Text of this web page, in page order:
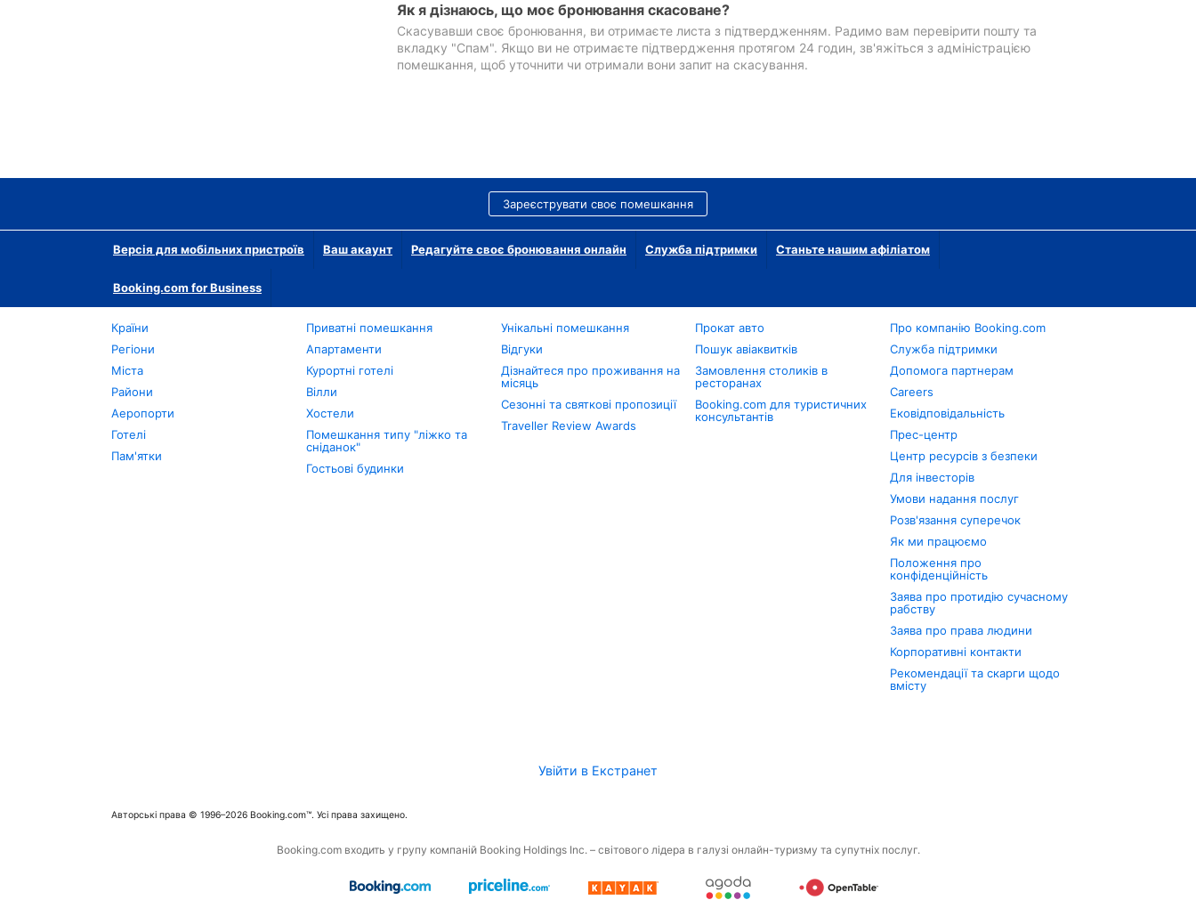
Як я дізнаюсь, що моє бронювання скасоване?
Скасувавши своє бронювання, ви отримаєте листа з підтвердженням. Радимо вам перевірити пошту та
вкладку "Спам". Якщо ви не отримаєте підтвердження протягом 24 годин, зв'яжіться з адміністрацією
помешкання, щоб уточнити чи отримали вони запит на скасування.
Зареєструвати своє помешкання
Версія для мобільних пристроїв Ваш акаунт Редагуйте своє бронювання онлайн Служба підтримки Станьте нашим афіліатом
Booking.com for Business
Країни
Регіони
Міста
Райони
Аеропорти
Готелі
Пам'ятки
Приватні помешкання
Апартаменти
Курортні готелі
Вілли
Хостели
Помешкання типу "ліжко та
сніданок"
Гостьові будинки
Унікальні помешкання
Відгуки
Дізнайтеся про проживання на
місяць
Сезонні та святкові пропозиції
Traveller Review Awards
Прокат авто
Пошук авіаквитків
Замовлення столиків в
ресторанах
Booking.com для туристичних
консультантів
Про компанію Booking.com
Служба підтримки
Допомога партнерам
Careers
Ековідповідальність
Прес-центр
Центр ресурсів з безпеки
Для інвесторів
Умови надання послуг
Розв'язання суперечок
Як ми працюємо
Положення про
конфіденційність
Заява про протидію сучасному
рабству
Заява про права людини
Корпоративні контакти
Рекомендації та скарги щодо
вмісту
Увійти в Екстранет
Авторські права © 1996–2026 Booking.com™. Усі права захищено.
Booking.com входить у групу компаній Booking Holdings Inc. – світового лідера в галузі онлайн-туризму та супутніх послуг.